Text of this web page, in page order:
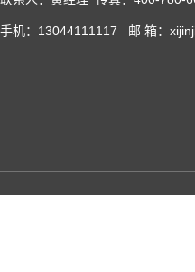
手机：13044111117 邮 箱：